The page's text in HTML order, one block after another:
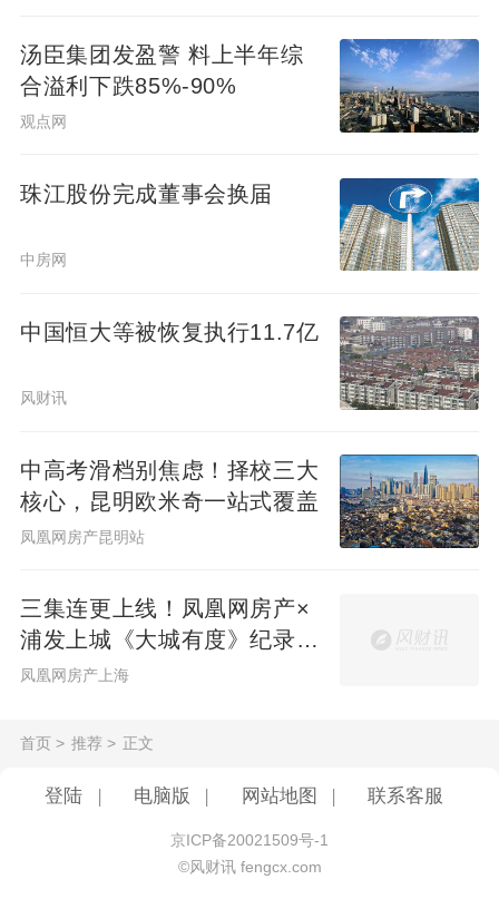
汤臣集团发盈警 料上半年综
合溢利下跌85%-90%
观点网
珠江股份完成董事会换届
中房网
中国恒大等被恢复执行11.7亿
风财讯
中高考滑档别焦虑！择校三大
核心，昆明欧米奇一站式覆盖
凤凰网房产昆明站
三集连更上线！凤凰网房产×
浦发上城《大城有度》纪录片
见证一座百万方大城生长
凤凰网房产上海
首页 > 推荐 > 正文
登陆 电脑版 网站地图 联系客服
京ICP备20021509号-1
©风财讯 fengcx.com